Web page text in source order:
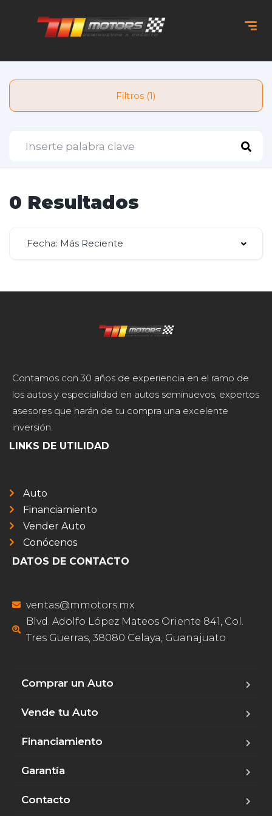
Filtros (1)
0 Resultados
Fecha: Más Reciente
Contamos con 30 años de experiencia en el ramo de
los autos y especialidad en autos seminuevos, expertos
asesores que harán de tu compra una excelente
inversión.
LINKS DE UTILIDAD
Auto
Financiamiento
Vender Auto
Conócenos
DATOS DE CONTACTO
ventas@mmotors.mx
Blvd. Adolfo López Mateos Oriente 841, Col.
Tres Guerras, 38080 Celaya, Guanajuato
Comprar un Auto
Vende tu Auto
Financiamiento
Garantía
Contacto